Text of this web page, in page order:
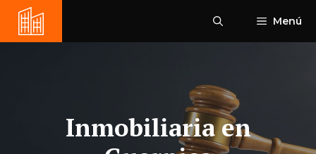
Saltar
contenido
Menú
Inmobiliaria en